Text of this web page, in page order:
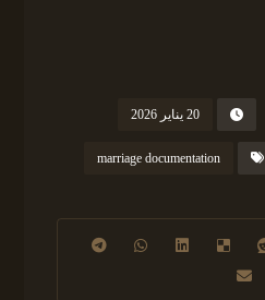
20 يناير 2026
marriage documentation